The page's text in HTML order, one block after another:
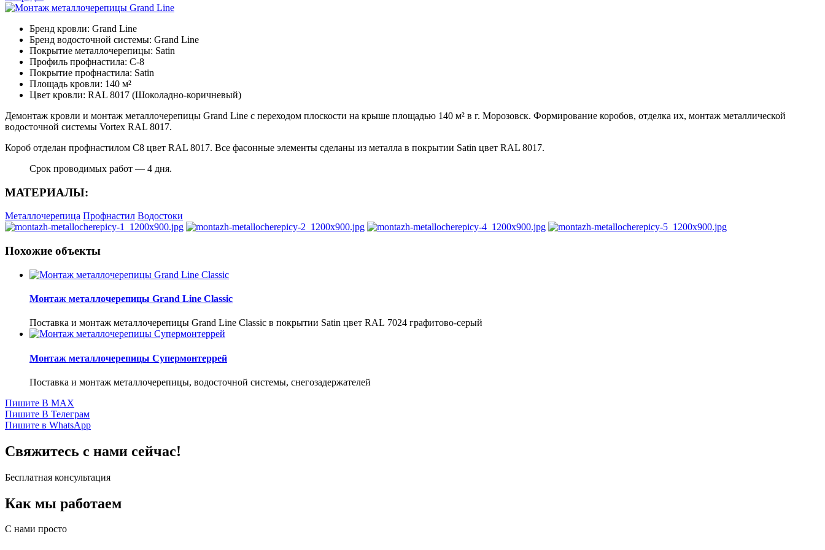
Бренд кровли: Grand Line
Бренд водосточной системы: Grand Line
Покрытие металлочерепицы: Satin
Профиль профнастила: С-8
Покрытие профнастила: Satin
Площадь кровли: 140 м²
Цвет кровли: RAL 8017 (Шоколадно-коричневый)
Демонтаж кровли и монтаж металлочерепицы Grand Line с переходом плоскости на крыше площадью 140 м² в г. Морозовск. Формирование коробов, отделка их, монтаж металлической
водосточной системы Vortex RAL 8017.
Короб отделан профнастилом С8 цвет RAL 8017. Все фасонные элементы сделаны из металла в покрытии Satin цвет RAL 8017.
Срок проводимых работ — 4 дня.
МАТЕРИАЛЫ:
Металлочерепица Профнастил Водостоки
Похожие объекты
Монтаж металлочерепицы Grand Line Classic
Поставка и монтаж металлочерепицы Grand Line Classic в покрытии Satin цвет RAL 7024 графитово-серый
Монтаж металлочерепицы Супермонтеррей
Поставка и монтаж металлочерепицы, водосточной системы, снегозадержателей
Пишите В MAX
Пишите В Телеграм
Пишите в WhatsApp
Свяжитесь с нами сейчас!
Бесплатная консультация
Как мы работаем
С нами просто